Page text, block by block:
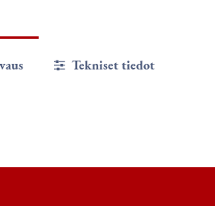
Tekniset tiedot